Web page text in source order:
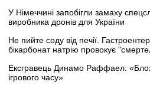
У Німеччині запобігли замаху
виробника дронів для України
Не пийте соду від печії.
бікарбонат натрію провокує
Ексгравець Динамо Раффаел:
ігрового часу»